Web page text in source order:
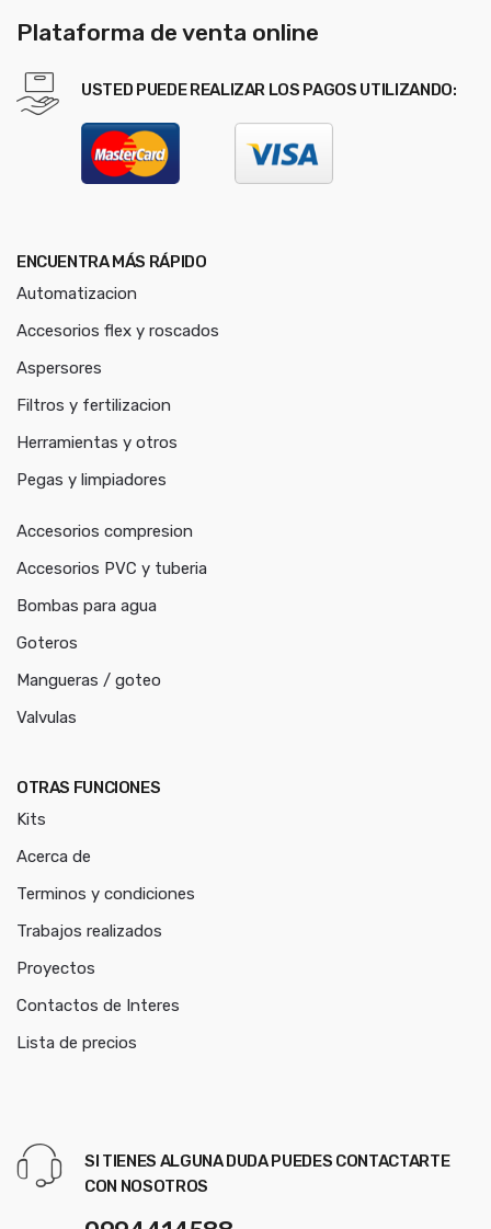
Plataforma de venta online
USTED PUEDE REALIZAR LOS PAGOS UTILIZANDO:
ENCUENTRA MÁS RÁPIDO
Automatizacion
Accesorios flex y roscados
Aspersores
Filtros y fertilizacion
Herramientas y otros
Pegas y limpiadores
Accesorios compresion
Accesorios PVC y tuberia
Bombas para agua
Goteros
Mangueras / goteo
Valvulas
OTRAS FUNCIONES
Kits
Acerca de
Terminos y condiciones
Trabajos realizados
Proyectos
Contactos de Interes
Lista de precios
SI TIENES ALGUNA DUDA PUEDES CONTACTARTE
CON NOSOTROS